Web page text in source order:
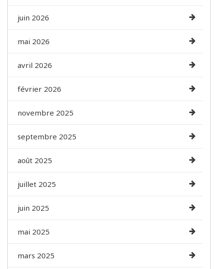
juin 2026
mai 2026
avril 2026
février 2026
novembre 2025
septembre 2025
août 2025
juillet 2025
juin 2025
mai 2025
mars 2025